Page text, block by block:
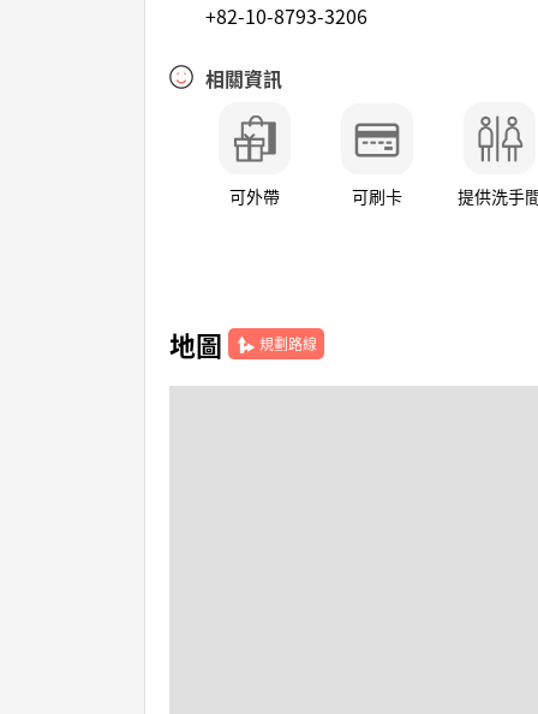
+82-10-8793-3206
相關資訊
可外帶 可刷卡 提供洗手
地圖 規劃路線